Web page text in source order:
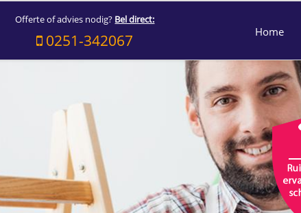
Offerte of advies nodig? Bel direct:
0251-342067 Home